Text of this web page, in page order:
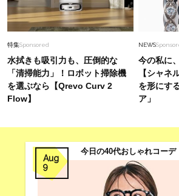
特集Sponsored
水拭きも吸引力も、圧倒的な
「清掃能力」！ロボット掃除機
を選ぶなら【Qrevo Curv 2
Flow】
NEWS
今の私に
【シャネ
を形にす
ア」
Aug
9
今日の40代おしゃれコーデ